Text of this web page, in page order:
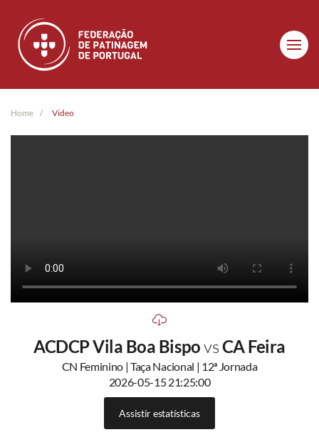
Skip to main content
Home Video
ACDCP Vila Boa BispovsCA Feira
CN Feminino | Taça Nacional | 12ª Jornada
2026-05-15 21:25:00
Assistir estatísticas